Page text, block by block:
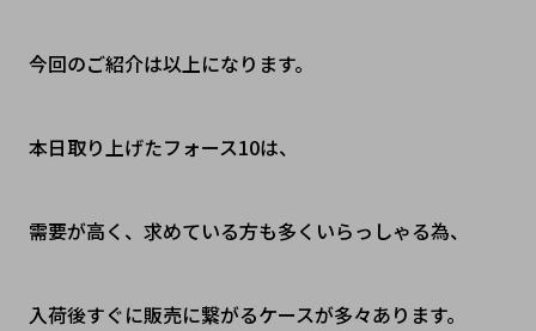
今回のご紹介は以上になります。
本日取り上げたフォース10は、
需要が高く、求めている方も多くいらっしゃる為、
入荷後すぐに販売に繋がるケースが多々あります。